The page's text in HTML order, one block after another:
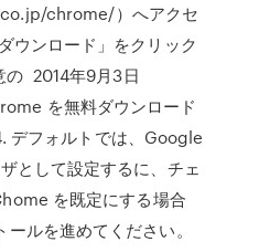
chrome/）へアクセ
ウンロード」をクリック
の 2014年9月3日
を無料ダウンロード
デフォルトでは、Google
として設定するに、チェ
を既定にする場合
ルを進めてください。